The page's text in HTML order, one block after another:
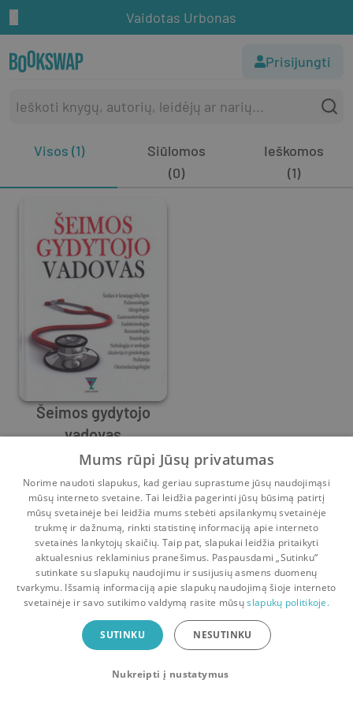
Vaidotas Urbonas
Prisijungti
Visos (1)
Siūlomos
(0)
Ieškomos
(1)
Šeimos gydytojo
vadovas
Algimantas Irnius,Diana Obelienienė ,Edita Gražulevičiūtė
0 2
Pradinis Krepšelis Pokalbiai Pranešimai Paskyra
Bookswap programėlė
Mainykis knygomis dar patogiau!
Uždaryti
Mums rūpi Jūsų privatumas
Norime naudoti slapukus, kad geriau suprastume jūsų naudojimąsi
mūsų interneto svetaine. Tai leidžia pagerinti jūsų būsimą patirtį
mūsų svetainėje bei leidžia mums stebėti apsilankymų svetainėje
trukmę ir dažnumą, rinkti statistinę informaciją apie interneto
svetainės lankytojų skaičių. Taip pat, slapukai leidžia pritaikyti
aktualesnius reklaminius pranešimus. Paspausdami „Sutinku“
sutinkate su slapukų naudojimu ir susijusių asmens duomenų
tvarkymu. Išsamią informaciją apie slapukų naudojimą šioje interneto
svetainėje ir savo sutikimo valdymą rasite mūsųslapukų politikoje.
SUTINKU NESUTINKU
Nukreipti į nustatymus